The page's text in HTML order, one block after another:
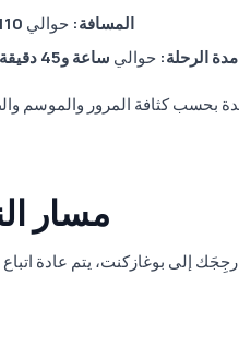
المسافة: حوالي 110 –
مدة الرحلة: حوالي ساعة و45 دقيقة – ساعتين
🚗 مسار